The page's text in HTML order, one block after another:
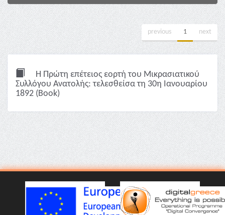
previous 1 next
Η Πρώτη επέτειος εορτή του Μικρασιατικού
Συλλόγου Ανατολής: τελεσθείσα τη 30η Ιανουαρίου
1892 (Book)